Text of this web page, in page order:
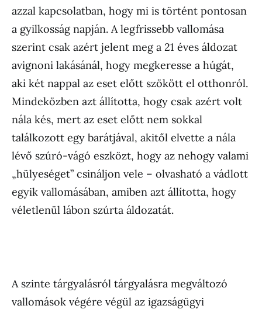
azzal kapcsolatban, hogy mi is történt pontosan
a gyilkosság napján. A legfrissebb vallomása
szerint csak azért jelent meg a 21 éves áldozat
avignoni lakásánál, hogy megkeresse a húgát,
aki két nappal az eset előtt szökött el otthonról.
Mindeközben azt állította, hogy csak azért volt
nála kés, mert az eset előtt nem sokkal
találkozott egy barátjával, akitől elvette a nála
lévő szúró-vágó eszközt, hogy az nehogy valami
„hülyeséget” csináljon vele – olvasható a vádlott
egyik vallomásában, amiben azt állította, hogy
véletlenül lábon szúrta áldozatát.
A szinte tárgyalásról tárgyalásra megváltozó
vallomások végére végül az igazságügyi